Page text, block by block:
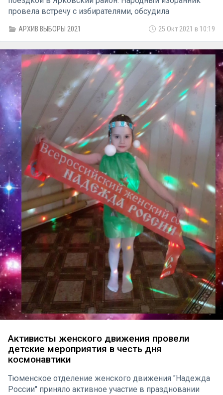
провела встречу с избирателями, обсудила
избирателей. В поездке её сопровождали её
помощники Николай Полуянов и Алексей Беломоев.
АРХИВ ВЫБОРЫ 2021 25 Окт 2021 в 10:19
Активисты женского движения провели
детские мероприятия в честь дня
космонавтики
Тюменское отделение женского движения "Надежда
России" приняло активное участие в праздновании